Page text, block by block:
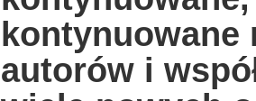
kontynuowane
autorów i